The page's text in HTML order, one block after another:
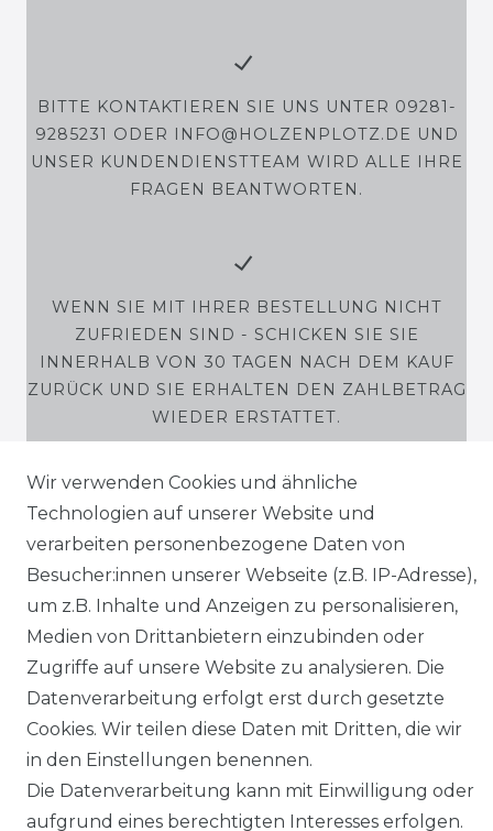
BITTE KONTAKTIEREN SIE UNS UNTER 09281-
9285231 ODER INFO@HOLZENPLOTZ.DE UND
UNSER KUNDENDIENSTTEAM WIRD ALLE IHRE
FRAGEN BEANTWORTEN.
WENN SIE MIT IHRER BESTELLUNG NICHT
ZUFRIEDEN SIND - SCHICKEN SIE SIE
INNERHALB VON 30 TAGEN NACH DEM KAUF
ZURÜCK UND SIE ERHALTEN DEN ZAHLBETRAG
WIEDER ERSTATTET.
SHOP
MEIN KONTO
Holzenplotz
Wir verwenden Cookies und ähnliche
Technologien auf unserer Website und
verarbeiten personenbezogene Daten von
Besucher:innen unserer Webseite (z.B. IP-Adresse),
um z.B. Inhalte und Anzeigen zu personalisieren,
Medien von Drittanbietern einzubinden oder
Zugriffe auf unsere Website zu analysieren. Die
Datenverarbeitung erfolgt erst durch gesetzte
Cookies. Wir teilen diese Daten mit Dritten, die wir
in den Einstellungen benennen.
Die Datenverarbeitung kann mit Einwilligung oder
aufgrund eines berechtigten Interesses erfolgen.